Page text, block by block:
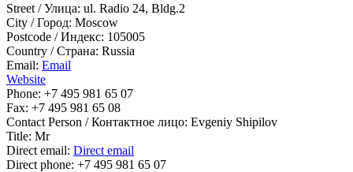
Street / Улица: ul. Radio 24, Bldg.2
City / Город: Moscow
Postcode / Индекс: 105005
Country / Страна: Russia
Email: Email
Website
Phone: +7 495 981 65 07
Fax: +7 495 981 65 08
Contact Person / Контактное лицо: Evgeniy Shipilov
Title: Mr
Direct email: Direct email
Direct phone: +7 495 981 65 07